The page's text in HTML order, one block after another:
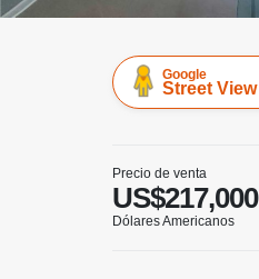
Google
Street View
Precio de venta
US$217,000
Dólares Americanos